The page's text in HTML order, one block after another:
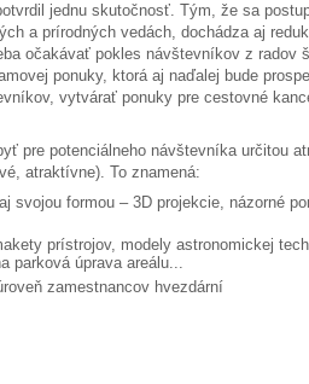
jednu skutočnosť. Tým, že sa
a prírodných vedách, dochádza aj
očakávať pokles návštevníkov z radov
ponuky, ktorá aj naďalej bude
vytvárať ponuky pre cestovné
pre potenciálneho návštevníka určitou
atraktívne). To znamená:
svojou formou – 3D projekcie, názorné
prístrojov, modely astronomickej
parková úprava areálu...
zamestnancov hvezdární